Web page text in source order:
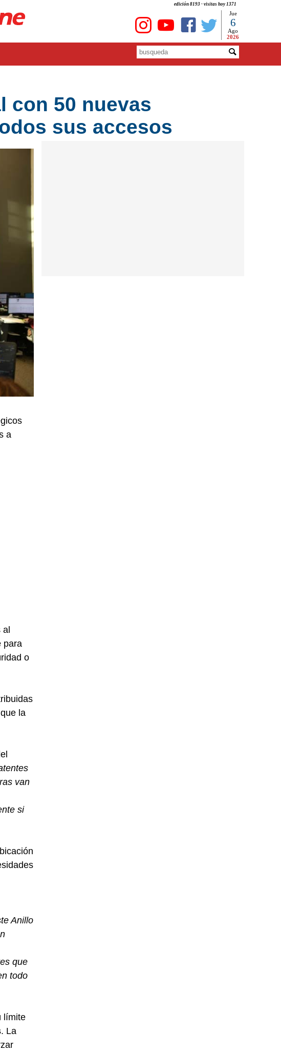
edición 8193 - visitas hoy 1371
Jue
6
Ago
2026
con 50 nuevas
sus accesos
a
para
o
la
van
si
Anillo
que
todo
límite
. La